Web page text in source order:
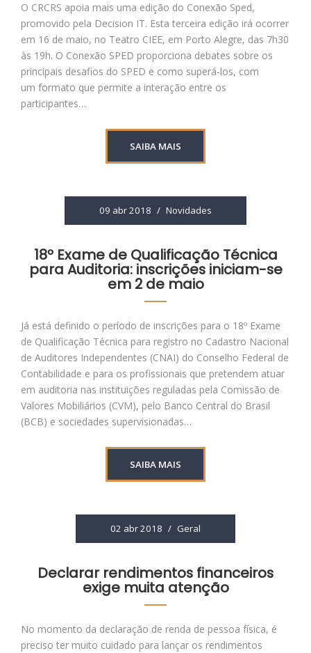
O CRCRS apoia mais uma edição do Conexão Sped,
promovido pela Decision IT. Esta terceira edição irá ocorrer
em 16 de maio, no Teatro CIEE, em Porto Alegre, das 7h30
às 19h. O Conexão SPED proporciona debates sobre os
principais desafios do SPED e como superá-los, com
um formato que permite a interação entre os
participantes…
SAIBA MAIS
09 abr 2018 / Novidades
18º Exame de Qualificação Técnica
para Auditoria: inscrições iniciam-se
em 2 de maio
Já está definido o período de inscrições para o 18º Exame
de Qualificação Técnica para registro no Cadastro Nacional
de Auditores Independentes (CNAI) do Conselho Federal de
Contabilidade e para os profissionais que pretendem atuar
em auditoria nas instituições reguladas pela Comissão de
Valores Mobiliários (CVM), pelo Banco Central do Brasil
(BCB) e sociedades supervisionadas…
SAIBA MAIS
02 abr 2018 / Geral
Declarar rendimentos financeiros
exige muita atenção
No momento da declaração de renda de pessoa física, é
preciso ter muito cuidado para lançar os rendimentos